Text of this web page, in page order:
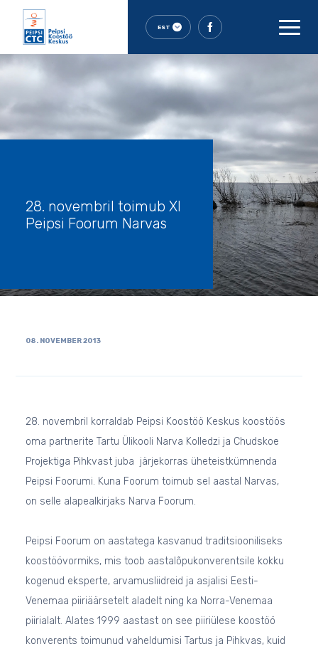
EST
28. novembril toimub XI
Peipsi Foorum Narvas
08. NOVEMBER 2013
28. novembril korraldab Peipsi Koostöö Keskus koostöös
oma partnerite Tartu Ülikooli Narva Kolledzi ja Chudskoe
Projektiga Pihkvast juba järjekorras üheteistkümnenda
Peipsi Foorumi. Kuna Foorum toimub sel aastal Narvas,
on selle alapealkirjaks Narva Foorum.
Peipsi Foorum on aastatega kasvanud traditsiooniliseks
koostöövormiks, mis toob aastalõpukonverentsile kokku
kogenud eksperte, arvamusliidreid ja asjalisi Eesti-
Venemaa piiriäärsetelt aladelt ning ka Norra-Venemaa
piirialalt. Alates 1999 aastast on see piiriülese koostöö
konverents toimunud vaheldumisi Tartus ja Pihkvas, kuid